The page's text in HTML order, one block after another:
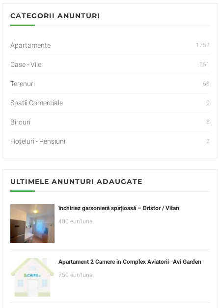
CATEGORII ANUNTURI
Apartamente 1752
Case - Vile 551
Terenuri 68
Spatii Comerciale 9
Birouri 8
Hoteluri - Pensiuni 2
ULTIMELE ANUNTURI ADAUGATE
închiriez garsonieră spațioasă – Dristor / Vitan
400 eur/luna
Apartament 2 Camere in Complex Aviatorii -Avi Garden
750 eur/luna